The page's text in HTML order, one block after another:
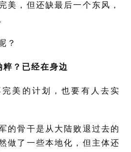
美，但还缺最后一个东风，
？
粹？已经在身边
美的计划，也要有人去实
的骨干是从大陆败退过去的
做了一些本地化，但主体还